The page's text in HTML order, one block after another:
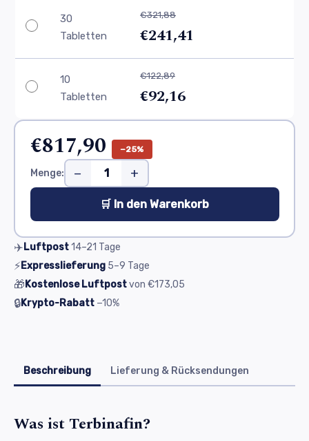
30
Tabletten
€321,88
€241,41
10
Tabletten
€122,89
€92,16
€817,90 −25%
Menge: − +
🛒 In den Warenkorb
✈️Luftpost14–21 Tage
⚡Expresslieferung 5–9 Tage
🎁Kostenlose Luftpostvon €173,05
🔒Krypto-Rabatt −10%
Beschreibung Lieferung & Rücksendungen
Was ist Terbinafin?